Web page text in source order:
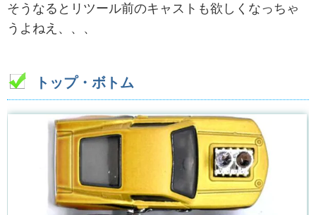
そうなるとリツール前のキャストも欲しくなっちゃ
うよねえ、、、
トップ・ボトム